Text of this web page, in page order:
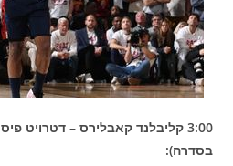
בסדרה):